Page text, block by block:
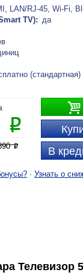
LAN/RJ-45, Wi-Fi,
TV): да
(стандартная)

В
P
P
· Узнать о
Телевизор